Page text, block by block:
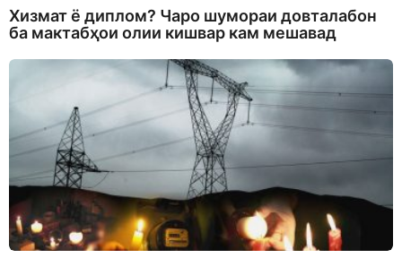
Хизмат ё диплом? Чаро шумораи довталабон
ба мактабҳои олии кишвар кам мешавад